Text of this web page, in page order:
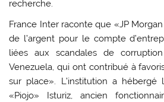
recherche.
France Inter raconte que «JP
de l’argent pour le compte
liées aux scandales de
Venezuela, qui ont contribué à
sur place». L’institution a hébergé
«Piojo» Isturiz, ancien